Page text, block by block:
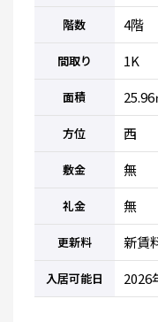
階数 4階
間取り 1K
面積
方位 西
敷金 無
礼金 無
更新料 新賃
入居可能日 2026